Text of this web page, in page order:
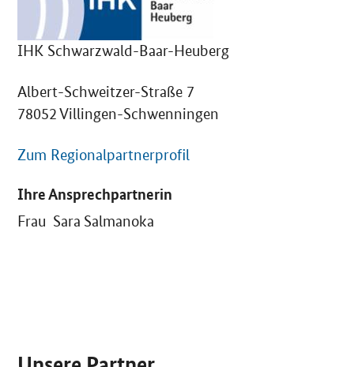
IHK Schwarzwald-Baar-Heuberg
Albert-Schweitzer-Straße 7
78052 Villingen-Schwenningen
Zum Regionalpartnerprofil
Ihre Ansprechpartnerin
Frau Sara Salmanoka